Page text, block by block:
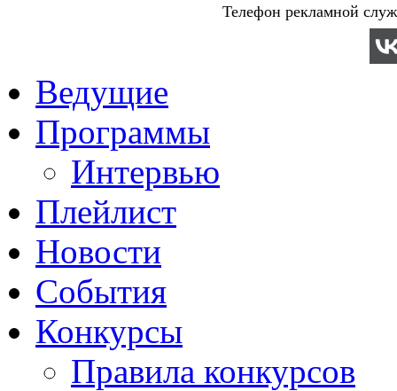
Телефон рекламной
Ведущие
Программы
Интервью
Плейлист
Новости
События
Конкурсы
Правила конкурсов